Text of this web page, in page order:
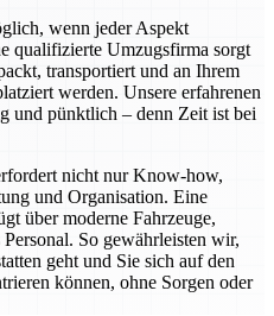
wenn jeder Aspekt
qualifizierte Umzugsfirma sorgt
transportiert und an Ihrem
werden. Unsere erfahrenen
und pünktlich – denn Zeit ist bei
nicht nur Know-how,
und Organisation. Eine
über moderne Fahrzeuge,
So gewährleisten wir,
geht und Sie sich auf den
können, ohne Sorgen oder